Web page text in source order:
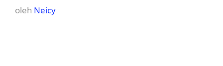
oleh Neicy